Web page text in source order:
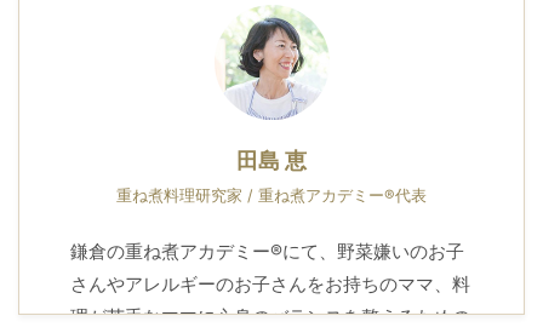
田島 恵
重ね煮料理研究家 / 重ね煮アカデミー®代表
鎌倉の重ね煮アカデミー®にて、野菜嫌いのお子
さんやアレルギーのお子さんをお持ちのママ、料
理が苦手なママに心身のバランスを整えるための